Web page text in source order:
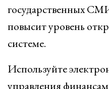
государственных
повысит уровень
системе.
Используйте
управления